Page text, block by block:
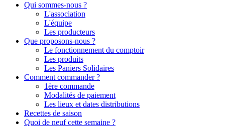
Qui sommes-nous ?
L'association
L'équipe
Les producteurs
Que proposons-nous ?
Le fonctionnement du comptoir
Les produits
Les Paniers Solidaires
Comment commander ?
1ère commande
Modalités de paiement
Les lieux et dates distributions
Recettes de saison
Quoi de neuf cette semaine ?